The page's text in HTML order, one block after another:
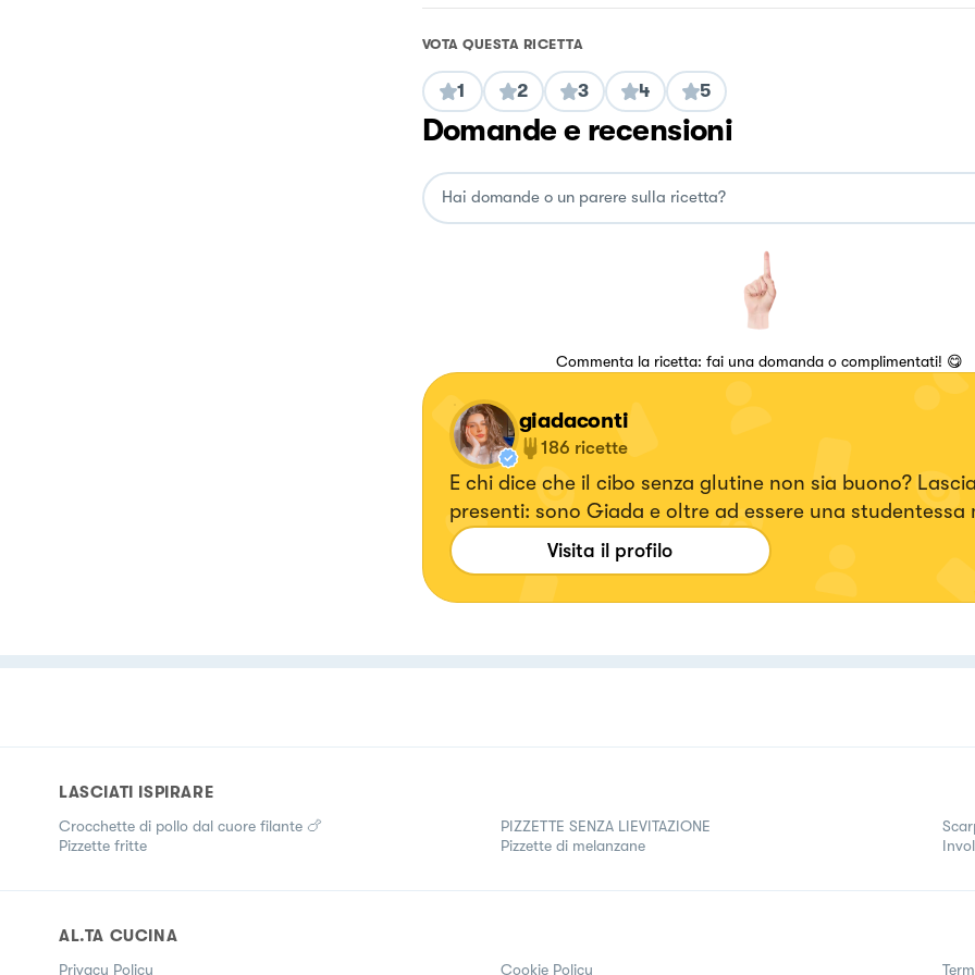
VOTA QUESTA RICETTA
1 2 3 4 5
Domande e recensioni
Commenta la ricetta: fai una domanda o complimentati! 😋
giadaconti
186 ricette
E chi dice che il cibo senza glutine non sia buono?
presenti: sono Giada e oltre ad essere una studentessa
nel tempo libero a preparare dolci, primi piatti e finger
glutine per deliziare soprattutto i palati di chi è allergico o
intollerante al glutine. Troverete però anche ricette
Visita il profilo
LASCIATI ISPIRARE
Crocchette di pollo dal cuore filante 🍗
Pizzette fritte
PIZZETTE SENZA LIEVITAZIONE
Pizzette di melanzane
AL.TA CUCINA
Privacy Policy Cookie Policy